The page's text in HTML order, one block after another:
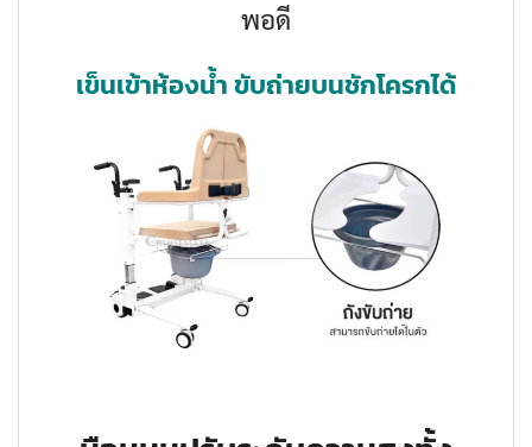
พอดี
เข็นเข้าห้องน้ำ ขับถ่ายบนชักโครกได้